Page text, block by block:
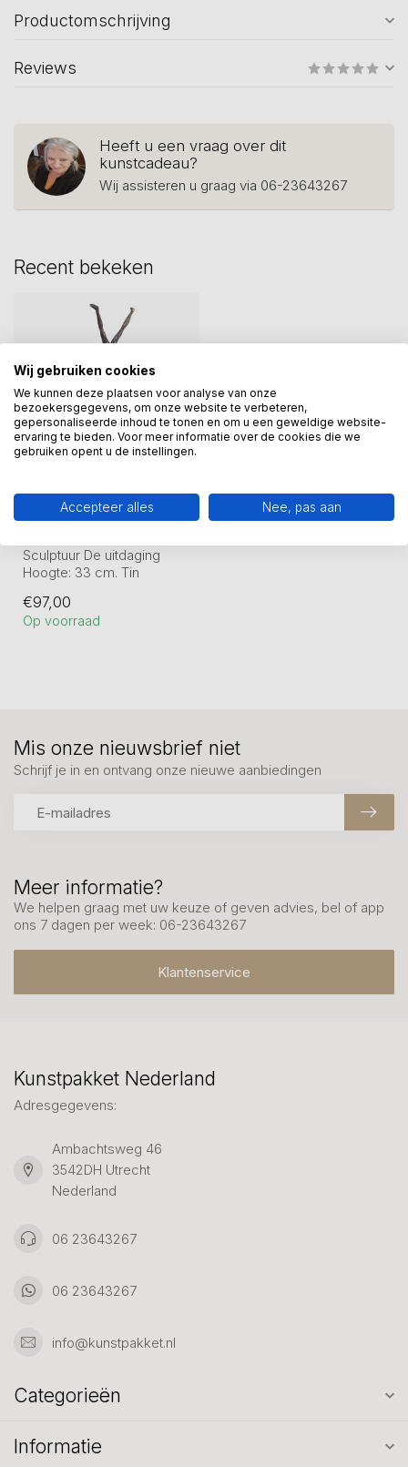
Productomschrijving
Reviews
Heeft u een vraag over dit
kunstcadeau?
Wij assisteren u graag via 06-23643267
Recent bekeken
GER VAN TANKEREN
Bronzen beeld de
Sculptuur De uitdaging
Hoogte: 33 cm. Tin
verbronsd, zware ...
€97,00
Op voorraad
Meer informatie?
We helpen graag met uw keuze of geven advies, bel of app
ons 7 dagen per week: 06-23643267
Klantenservice
Mis onze nieuwsbrief niet
Schrijf je in en ontvang onze nieuwe aanbiedingen
Kunstpakket Nederland
Adresgegevens:
Ambachtsweg 46
3542DH Utrecht
Nederland
06 23643267
06 23643267
info@kunstpakket.nl
Categorieën
Informatie
Wij gebruiken cookies
We kunnen deze plaatsen voor analyse van onze
bezoekersgegevens, om onze website te verbeteren,
gepersonaliseerde inhoud te tonen en om u een geweldige website-
ervaring te bieden. Voor meer informatie over de cookies die we
gebruiken opent u de instellingen.
Accepteer alles Nee, pas aan